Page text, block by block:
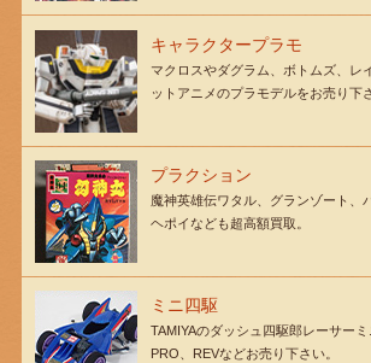
キャラクタープラモ
マクロスやダグラム、ボトムズ、レ
ットアニメのプラモデルをお売り下
プラクション
魔神英雄伝ワタル、グランゾート、
ヘポイなども超高額買取。
ミニ四駆
TAMIYAのダッシュ四駆郎レーサー
PRO、REVなどお売り下さい。